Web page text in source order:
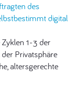
des
digital
1-3 der
Privatsphäre
altersgerechte